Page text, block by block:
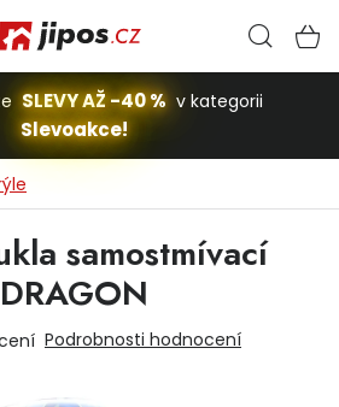
SLEVY AŽ -40 % v kategorii
Slevoakce!
samostmívací
Podrobnosti hodnocení